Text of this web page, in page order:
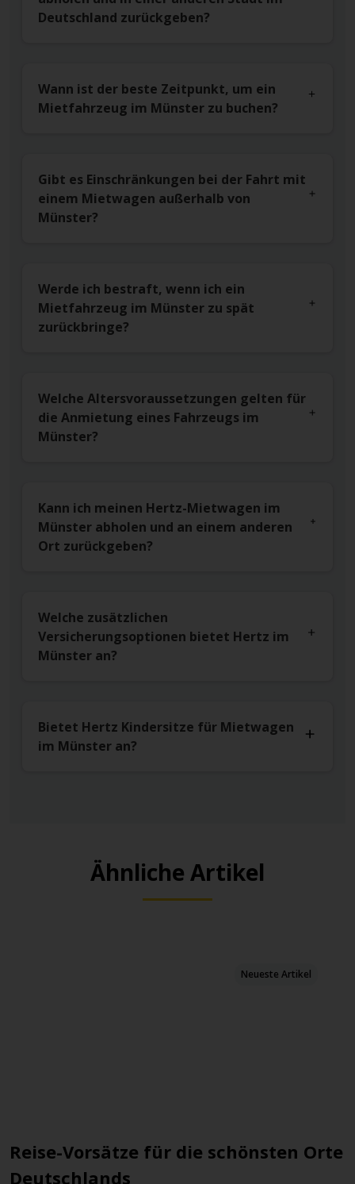
Deutschland zurückgeben?
Wann ist der beste Zeitpunkt, um ein
Mietfahrzeug im Münster zu buchen?
Gibt es Einschränkungen bei der Fahrt mit
einem Mietwagen außerhalb von
Münster?
Werde ich bestraft, wenn ich ein
Mietfahrzeug im Münster zu spät
zurückbringe?
Welche Altersvoraussetzungen gelten für
die Anmietung eines Fahrzeugs im
Münster?
Kann ich meinen Hertz-Mietwagen im
Münster abholen und an einem anderen
Ort zurückgeben?
Welche zusätzlichen
Versicherungsoptionen bietet Hertz im
Münster an?
Bietet Hertz Kindersitze für Mietwagen
im Münster an?
Ähnliche Artikel
Neueste Artikel
Reise-Vorsätze für die schönsten Orte
Deutschlands